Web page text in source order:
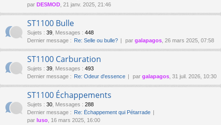
par DESMOD , 21 janv. 2025, 21:46
ST1100 Bulle
Sujets : 39 Messages : 448
Dernier message : Re: Selle ou bulle? par galapagos , 26 mars 2025, 07:58
ST1100 Carburation
Sujets : 39 Messages : 493
Dernier message : Re: Odeur d'essence par galapagos , 31 juil. 2026, 10:30
ST1100 Échappements
Sujets : 30 Messages : 288
Dernier message : Re: Échappement qui Pétarrade
par luso , 16 mars 2025, 16:00